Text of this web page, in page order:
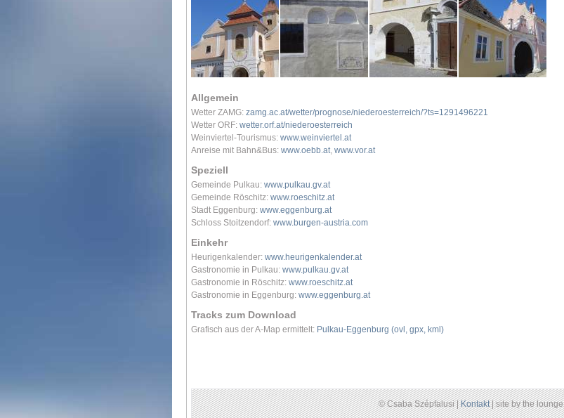
Allgemein
Wetter ZAMG: zamg.ac.at/wetter/prognose/niederoesterreich/?ts=1291496221
Wetter ORF: wetter.orf.at/niederoesterreich
Weinviertel-Tourismus: www.weinviertel.at
Anreise mit Bahn&Bus: www.oebb.at, www.vor.at
Speziell
Gemeinde Pulkau: www.pulkau.gv.at
Gemeinde Röschitz: www.roeschitz.at
Stadt Eggenburg: www.eggenburg.at
Schloss Stoitzendorf: www.burgen-austria.com
Einkehr
Heurigenkalender: www.heurigenkalender.at
Gastronomie in Pulkau: www.pulkau.gv.at
Gastronomie in Röschitz: www.roeschitz.at
Gastronomie in Eggenburg: www.eggenburg.at
Tracks zum Download
Grafisch aus der A-Map ermittelt: Pulkau-Eggenburg (ovl, gpx, kml)
© Csaba Szépfalusi |Kontakt| site by the lounge